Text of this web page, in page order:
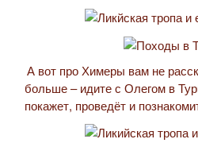
А вот про Химеры вам не
больше – идите с Олегом в
покажет, проведёт и